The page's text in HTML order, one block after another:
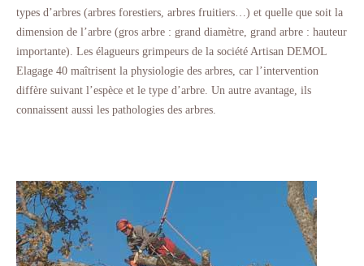
types d’arbres (arbres forestiers, arbres fruitiers…) et quelle que soit la
dimension de l’arbre (gros arbre : grand diamètre, grand arbre : hauteur
importante). Les élagueurs grimpeurs de la société Artisan DEMOL
Elagage 40 maîtrisent la physiologie des arbres, car l’intervention
diffère suivant l’espèce et le type d’arbre. Un autre avantage, ils
connaissent aussi les pathologies des arbres.